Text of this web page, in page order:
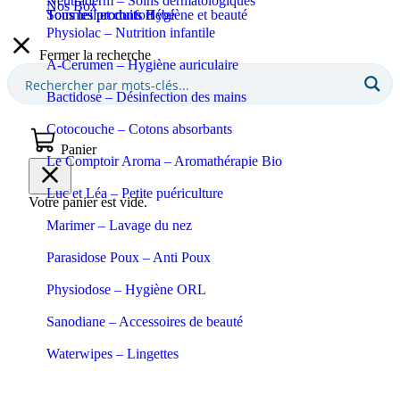
Sommeil et confort
Tous les produits Bébé
Tous les produits Hygiène et beauté
Physiolac – Nutrition infantile
A-Cerumen – Hygiène auriculaire
Bactidose – Désinfection des mains
Cotocouche – Cotons absorbants
Le Comptoir Aroma – Aromathérapie Bio
Luc et Léa – Petite puériculture
Marimer – Lavage du nez
Parasidose Poux – Anti Poux
Physiodose – Hygiène ORL
Sanodiane – Accessoires de beauté
Waterwipes – Lingettes
Nos Box
Fermer la recherche
Panier
Votre panier est vide.